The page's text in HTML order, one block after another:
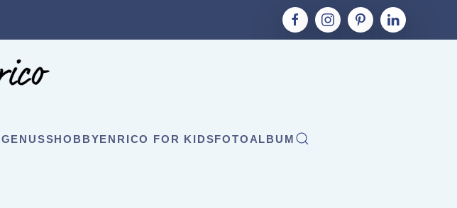
GENUSSHOBBYENRICO FOR KIDSFOTOALBUM